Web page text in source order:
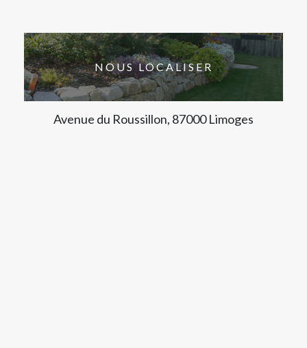
NOUS LOCALISER
Avenue du Roussillon, 87000 Limoges